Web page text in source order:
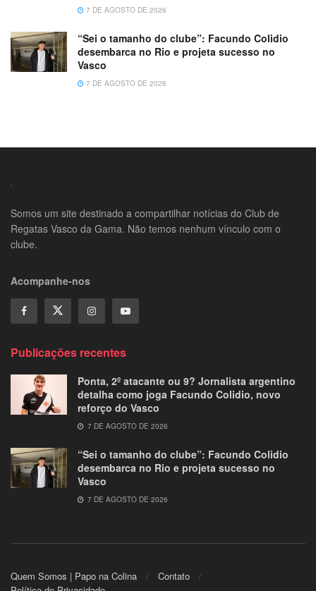
7 DE AGOSTO DE 2026
“Sei o tamanho do clube”: Facundo Colidio
desembarca no Rio e projeta sucesso no
Vasco
7 DE AGOSTO DE 2026
Somos um site destinado a compartilhar notícias do Club de
Regatas Vasco da Gama. Não temos nenhum vínculo com o
clube.
Acompanhe-nos
Publicações recentes
Ponta, 2º atacante ou 9? Jornalista argentino
detalha como joga Facundo Colidio, novo
reforço do Vasco
7 DE AGOSTO DE 2026
“Sei o tamanho do clube”: Facundo Colidio
desembarca no Rio e projeta sucesso no
Vasco
7 DE AGOSTO DE 2026
Quem Somos | Papo na Colina
Contato